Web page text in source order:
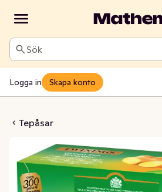
Sök
Logga in Skapa konto
Tepåsar
Ingefära